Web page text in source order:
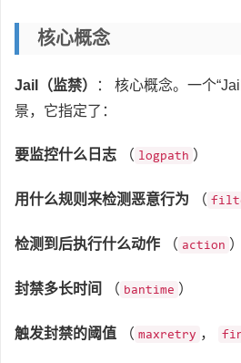
核心概念
Jail（监禁）
： 核心概念。一个
景，它指定了：
要监控什么日志 （ logpath ）
用什么规则来检测恶意行为 （
检测到后执行什么动作 （ action ）
封禁多长时间 （ bantime ）
触发封禁的阈值 （ maxretry ，